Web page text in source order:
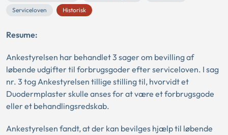
Serviceloven
Historisk
Resume:
Ankestyrelsen har behandlet 3 sager om bevilling af
løbende udgifter til forbrugsgoder efter serviceloven. I sag
nr. 3 tog Ankestyrelsen tillige stilling til, hvorvidt et
Duodermplaster skulle anses for at være et forbrugsgode
eller et behandlingsredskab.
Ankestyrelsen fandt, at der kan bevilges hjælp til løbende